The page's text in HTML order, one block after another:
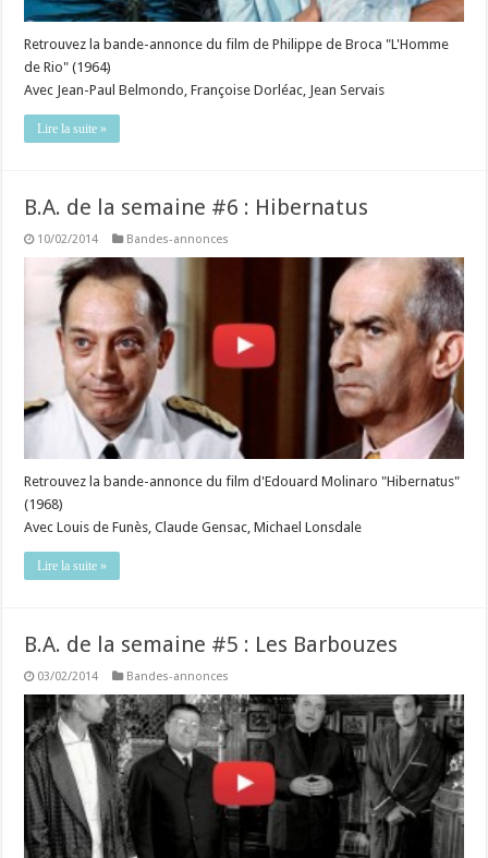
Retrouvez la bande-annonce du film de Philippe de Broca "L'Homme
de Rio" (1964)
Avec Jean-Paul Belmondo, Françoise Dorléac, Jean Servais
Lire la suite »
B.A. de la semaine #6 : Hibernatus
10/02/2014 Bandes-annonces
Retrouvez la bande-annonce du film d'Edouard Molinaro "Hibernatus"
(1968)
Avec Louis de Funès, Claude Gensac, Michael Lonsdale
Lire la suite »
B.A. de la semaine #5 : Les Barbouzes
03/02/2014 Bandes-annonces